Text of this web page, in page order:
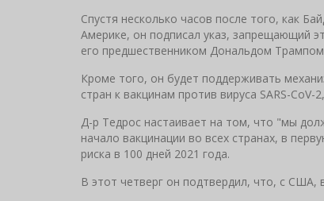
Спустя несколько часов после того, как
Америке, он подписал указ, запрещающий
его предшественником Дональдом
Кроме того, он будет поддерживать
стран к вакцинам против вируса SARS-
Д-р Тедрос настаивает на том, что "мы
начало вакцинации во всех странах, в
риска в 100 дней 2021 года.
В этот четверг он подтвердил, что, с